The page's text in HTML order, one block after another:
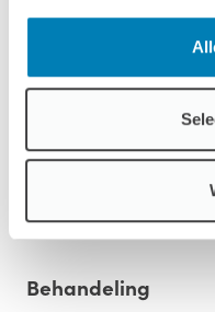
Wordt compleet
Behandeling